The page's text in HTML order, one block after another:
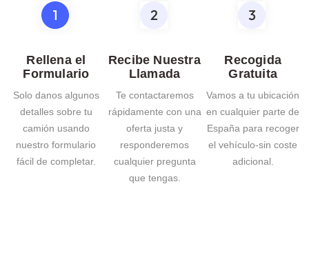
Rellena el
Formulario
Solo danos algunos
detalles sobre tu
camión usando
nuestro formulario
fácil de completar.
Recibe Nuestra
Llamada
Te contactaremos
rápidamente con una
oferta justa y
responderemos
cualquier pregunta
que tengas.
Recogida
Gratuita
Vamos a tu ubicación
en cualquier parte de
España para recoger
el vehículo-sin coste
adicional.